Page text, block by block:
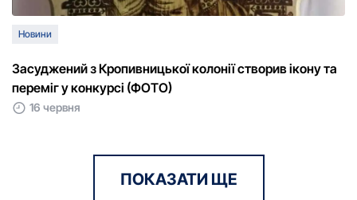
Новини
Засуджений з Кропивницької колонії створив ікону та
переміг у конкурсі (ФОТО)
16 червня
ПОКАЗАТИ ЩЕ